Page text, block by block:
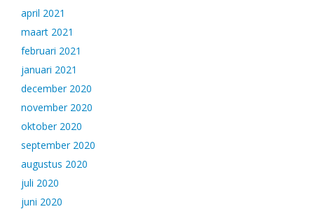
april 2021
maart 2021
februari 2021
januari 2021
december 2020
november 2020
oktober 2020
september 2020
augustus 2020
juli 2020
juni 2020